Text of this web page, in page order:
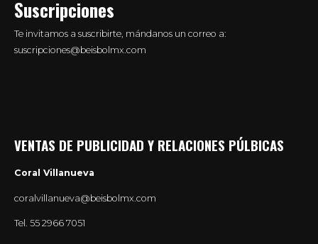
Suscripciones
Te invitamos a suscribirte, mándanos un correo a:
suscripciones@beisbolmx.com
VENTAS DE PUBLICIDAD Y RELACIONES PÚLBICAS
Coral Villanueva
coralvillanueva@beisbolmx.com
Tel. 55 2966 7051